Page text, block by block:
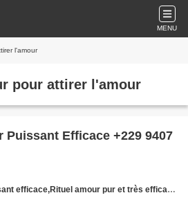
MENU
l'amour
pour attirer l'amour
Puissant Efficace +229 9407
d'amour puissant qui fonctionne,Rituel d'amour pur et puissant garanti,Rituel d'amour pur pour attirer l'amour,